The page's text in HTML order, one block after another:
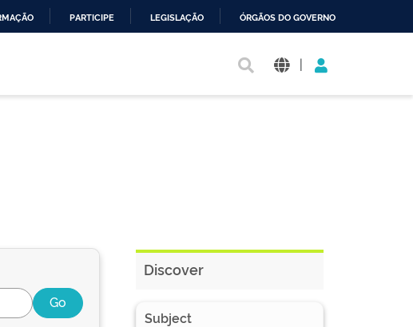
PARTICIPE LEGISLAÇÃO ÓRGÃOS DO GOVERNO
|
Discover
Subject